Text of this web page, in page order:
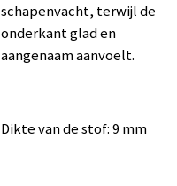
schapenvacht, terwijl de
onderkant glad en
aangenaam aanvoelt.
Dikte van de stof: 9 mm